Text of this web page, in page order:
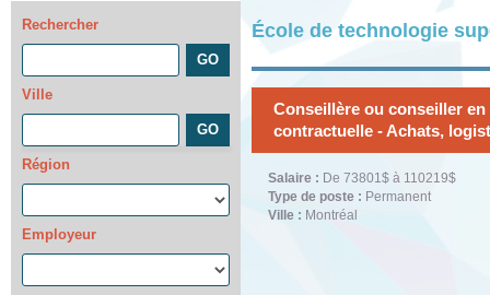
Rechercher
Ville
Région
Employeur
École de technologie
Conseillère ou conseiller
contractuelle - Achats,
Salaire : De 73801$ à 110219$
Type de poste : Permanent
Ville : Montréal